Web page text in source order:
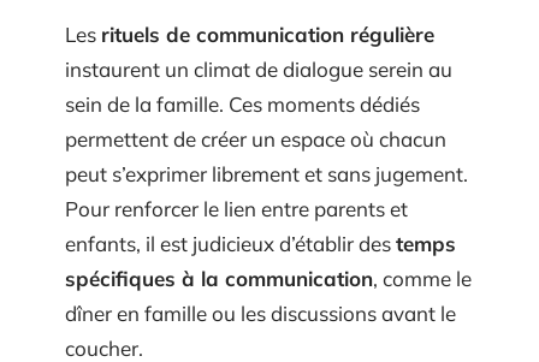
Les rituels de communication régulière
instaurent un climat de dialogue serein au
sein de la famille. Ces moments dédiés
permettent de créer un espace où chacun
peut s’exprimer librement et sans jugement.
Pour renforcer le lien entre parents et
enfants, il est judicieux d’établir destemps
spécifiques à la communication, comme le
dîner en famille ou les discussions avant le
coucher.